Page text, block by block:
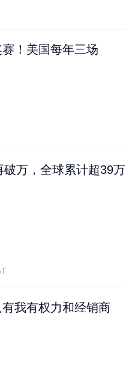
！美国每年三场
万，全球累计超39万
我有权力和经销商